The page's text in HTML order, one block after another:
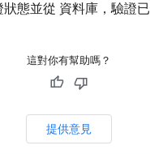
態並從 資料庫，驗證
這對你有幫助嗎？
提供意見